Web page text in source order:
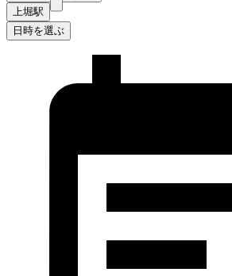
上堀駅
日時を選ぶ